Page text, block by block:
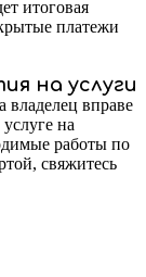
итоговая
платежи
на услуги
владелец вправе
на
работы по
свяжитесь